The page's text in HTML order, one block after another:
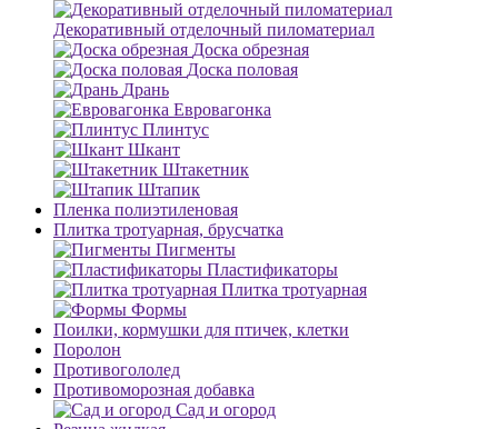
Декоративный отделочный пиломатериал
Доска обрезная
Доска половая
Дрань
Евровагонка
Плинтус
Шкант
Штакетник
Штапик
Пленка полиэтиленовая
Плитка тротуарная, брусчатка
Пигменты
Пластификаторы
Плитка тротуарная
Формы
Поилки, кормушки для птичек, клетки
Поролон
Противогололед
Противоморозная добавка
Сад и огород